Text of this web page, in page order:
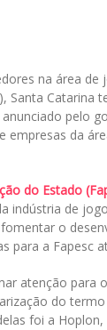
na área de
Santa
anunciado pelo
empresas da
do Estado
indústria de
o
para a Fapesc
atenção para
do
foi a Hoplon,